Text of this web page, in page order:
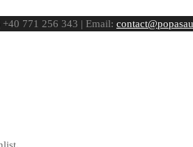
+40 771 256 343 | Email: